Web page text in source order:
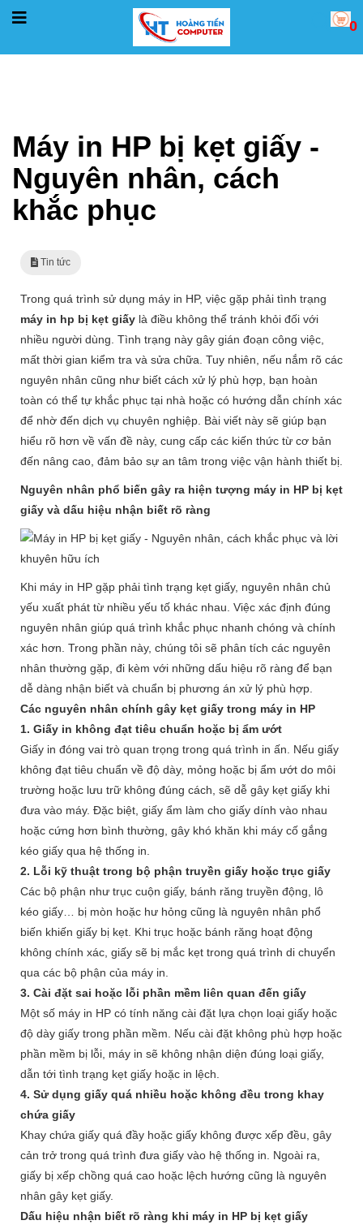
0
Máy in HP bị kẹt giấy -
Nguyên nhân, cách
khắc phục
Tin tức
Trong quá trình sử dụng máy in HP, việc gặp phải tình trạng
máy in hp bị kẹt giấy là điều không thể tránh khỏi đối với
nhiều người dùng. Tình trạng này gây gián đoạn công việc,
mất thời gian kiểm tra và sửa chữa. Tuy nhiên, nếu nắm rõ các
nguyên nhân cũng như biết cách xử lý phù hợp, bạn hoàn
toàn có thể tự khắc phục tại nhà hoặc có hướng dẫn chính xác
để nhờ đến dịch vụ chuyên nghiệp. Bài viết này sẽ giúp bạn
hiểu rõ hơn về vấn đề này, cung cấp các kiến thức từ cơ bản
đến nâng cao, đảm bảo sự an tâm trong việc vận hành thiết bị.
Nguyên nhân phổ biến gây ra hiện tượng máy in HP bị kẹt
giấy và dấu hiệu nhận biết rõ ràng
Khi máy in HP gặp phải tình trạng kẹt giấy, nguyên nhân chủ
yếu xuất phát từ nhiều yếu tố khác nhau. Việc xác định đúng
nguyên nhân giúp quá trình khắc phục nhanh chóng và chính
xác hơn. Trong phần này, chúng tôi sẽ phân tích các nguyên
nhân thường gặp, đi kèm với những dấu hiệu rõ ràng để bạn
dễ dàng nhận biết và chuẩn bị phương án xử lý phù hợp.
Các nguyên nhân chính gây kẹt giấy trong máy in HP
1. Giấy in không đạt tiêu chuẩn hoặc bị ẩm ướt
Giấy in đóng vai trò quan trọng trong quá trình in ấn. Nếu giấy
không đạt tiêu chuẩn về độ dày, mỏng hoặc bị ẩm ướt do môi
trường hoặc lưu trữ không đúng cách, sẽ dễ gây kẹt giấy khi
đưa vào máy. Đặc biệt, giấy ẩm làm cho giấy dính vào nhau
hoặc cứng hơn bình thường, gây khó khăn khi máy cố gắng
kéo giấy qua hệ thống in.
2. Lỗi kỹ thuật trong bộ phận truyền giấy hoặc trục giấy
Các bộ phận như trục cuộn giấy, bánh răng truyền động, lô
kéo giấy… bị mòn hoặc hư hỏng cũng là nguyên nhân phổ
biến khiến giấy bị kẹt. Khi trục hoặc bánh răng hoạt động
không chính xác, giấy sẽ bị mắc kẹt trong quá trình di chuyển
qua các bộ phận của máy in.
3. Cài đặt sai hoặc lỗi phần mềm liên quan đến giấy
Một số máy in HP có tính năng cài đặt lựa chọn loại giấy hoặc
độ dày giấy trong phần mềm. Nếu cài đặt không phù hợp hoặc
phần mềm bị lỗi, máy in sẽ không nhận diện đúng loại giấy,
dẫn tới tình trạng kẹt giấy hoặc in lệch.
4. Sử dụng giấy quá nhiều hoặc không đều trong khay
chứa giấy
Khay chứa giấy quá đầy hoặc giấy không được xếp đều, gây
cản trở trong quá trình đưa giấy vào hệ thống in. Ngoài ra,
giấy bị xếp chồng quá cao hoặc lệch hướng cũng là nguyên
nhân gây kẹt giấy.
Dấu hiệu nhận biết rõ ràng khi máy in HP bị kẹt giấy